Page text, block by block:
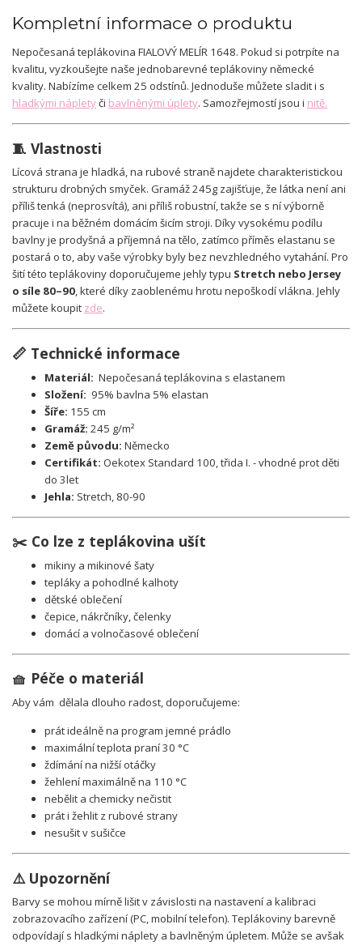
Kompletní informace o produktu
Nepočesaná teplákovina FIALOVÝ MELÍR 1648. Pokud si potrpíte na
kvalitu, vyzkoušejte naše jednobarevné teplákoviny německé
kvality. Nabízíme celkem 25 odstínů. Jednoduše můžete sladit i s
hladkými nápletyči bavlněnými úplety. Samozřejmostí jsou i nitě.
🧵 Vlastnosti
Lícová strana je hladká, na rubové straně najdete charakteristickou
strukturu drobných smyček. Gramáž 245g zajišťuje, že látka není ani
příliš tenká (neprosvítá), ani příliš robustní, takže se s ní výborně
pracuje i na běžném domácím šicím stroji. Díky vysokému podílu
bavlny je prodyšná a příjemná na tělo, zatímco příměs elastanu se
postará o to, aby vaše výrobky byly bez nevzhledného vytahání. Pro
šití této teplákoviny doporučujeme jehly typu Stretch nebo Jersey
o síle 80–90, které díky zaoblenému hrotu nepoškodí vlákna. Jehly
můžete koupit zde.
📏 Technické informace
Materiál: Nepočesaná teplákovina s elastanem
Složení: 95% bavlna 5% elastan
Šíře: 155 cm
Gramáž: 245 g/m²
Země původu: Německo
Certifikát: Oekotex Standard 100, třida I. - vhodné prot děti
do 3let
Jehla: Stretch, 80-90
✂️ Co lze z teplákovina ušít
mikiny a mikinové šaty
tepláky a pohodlné kalhoty
dětské oblečení
čepice, nákrčníky, čelenky
domácí a volnočasové oblečení
🧺 Péče o materiál
Aby vám dělala dlouho radost, doporučujeme:
prát ideálně na program jemné prádlo
maximální teplota praní 30 °C
ždímání na nižší otáčky
žehlení maximálně na 110 °C
nebělit a chemicky nečistit
prát i žehlit z rubové strany
nesušit v sušičce
⚠️ Upozornění
Barvy se mohou mírně lišit v závislosti na nastavení a kalibraci
zobrazovacího zařízení (PC, mobilní telefon). Teplákoviny barevně
odpovídají s hladkými náplety a bavlněným úpletem. Může se avšak